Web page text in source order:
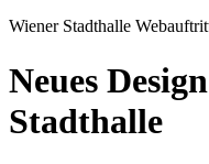
Wiener Stadthalle
Neues
Stadthalle